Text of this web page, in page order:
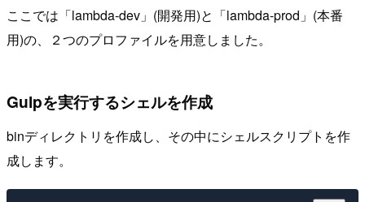
ここでは「lambda-dev」(開発用)と「lambda-prod」(本番
用)の、２つのプロファイルを用意しました。
Gulpを実行するシェルを作成
binディレクトリを作成し、その中にシェルスクリプトを作
成します。